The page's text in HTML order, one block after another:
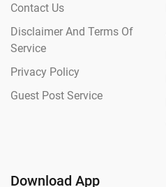
Contact Us
Disclaimer And Terms Of
Service
Privacy Policy
Guest Post Service
Download App